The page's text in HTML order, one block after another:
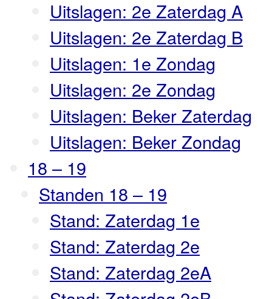
Uitslagen: 2e Zaterdag A
Uitslagen: 2e Zaterdag B
Uitslagen: 1e Zondag
Uitslagen: 2e Zondag
Uitslagen: Beker Zaterdag
Uitslagen: Beker Zondag
18 – 19
Standen 18 – 19
Stand: Zaterdag 1e
Stand: Zaterdag 2e
Stand: Zaterdag 2eA